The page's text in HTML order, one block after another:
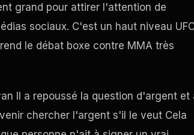
grand pour attirer l'attention de
sociaux. C'est un haut niveau
le débat boxe contre MMA très
Il a repoussé la question d'argent et
chercher l'argent s'il le veut Cela